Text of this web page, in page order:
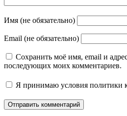
Имя (не обязательно)
Email (не обязательно)
Сохранить моё имя, email и
последующих моих комментариев.
Я принимаю условия политики